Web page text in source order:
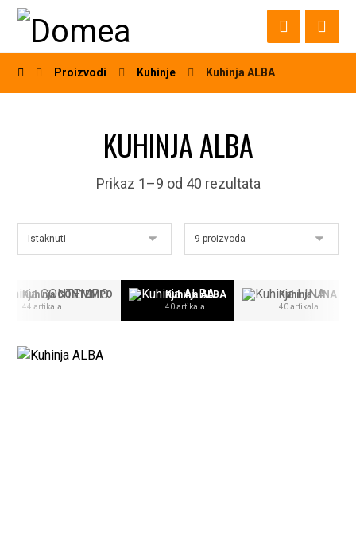
Proizvodi Kuhinje Kuhinja ALBA
KUHINJA ALBA
Prikaz 1–9 od 40 rezultata
Kuhinja CONTEMPO
44 artikala
Kuhinja ALBA
40 artikala
Kuhinja LINA
40 artikala